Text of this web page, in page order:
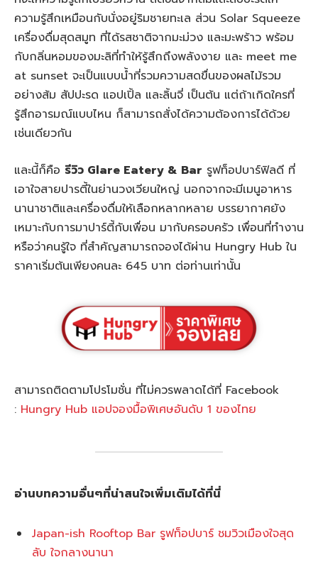
ความรู้สึกเหมือนกับนั่งอยู่ริมชายทะเล ส่วน Solar Squeeze
เครื่องดื่มสุดสมูท ที่ได้รสชาติจากมะม่วง และมะพร้าว พร้อม
กับกลิ่นหอมของมะลิที่ทำให้รู้สึกถึงพลังงาย และ meet me
at sunset จะเป็นแบบน้ำที่รวมความสดขื่นของผลไม้รวม
อย่างส้ม สัปปะรด แอปเปิ้ล และลิ้นจี่ เป็นต้น แต่ถ้าเกิดใครที่
รู้สึกอารมณ์แบบไหน ก็สามารถสั่งได้ความต้องการได้ด้วย
เช่นเดียวกัน
และนี้ก็คือ รีวิว Glare Eatery & Bar รูฟท็อปบาร์ฟิลดี ที่
เอาใจสายปารตี้ในย่านวงเวียนใหญ่ นอกจากจะมีเมนูอาหาร
นานาชาติและเครื่องดื่มให้เลือกหลากหลาย บรรยากาศยัง
เหมาะกับการมาปาร์ตี้กับเพื่อน มากับครอบครัว เพื่อนที่ทำงาน
หรือว่าคนรู้ใจ ที่สำคัญสามารถจองได้ผ่าน Hungry Hub ใน
ราคาเริ่มต้นเพียงคนละ 645 บาท ต่อท่านเท่านั้น
สามารถติดตามโปรโมชั่น ที่ไม่ควรพลาดได้ที่ Facebook
: Hungry Hub แอปจองมื้อพิเศษอันดับ 1 ของไทย
อ่านบทความอื่นๆที่น่าสนใจเพิ่มเติมได้ที่นี่
Japan-ish Rooftop Bar รูฟท็อปบาร์ ชมวิวเมืองใจสุด
ลับ ใจกลางนานา